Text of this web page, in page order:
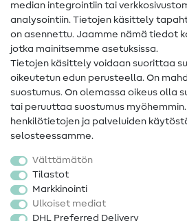
Apua ja yhteystiedot
Yhteystiedot
Tietoa omistajanvaihdoksesta
Peruutusoikeus
Suosittu
Kankaat
Ompelutarvikkeet
Ale
median integrointiin tai
analysointiin. Tietojen käsittely
on asennettu. Jaamme nämä tiedot
jotka mainitsemme asetuksissa.
Tietojen käsittely voidaan suorittaa
oikeutetun edun perusteella. On
suostumus. On olemassa oikeus olla
tai peruuttaa suostumus
henkilötietojen ja palveluiden
selosteessamme.
Välttämätön
Tilastot
Markkinointi
Ulkoiset mediat
DHL Preferred Delivery